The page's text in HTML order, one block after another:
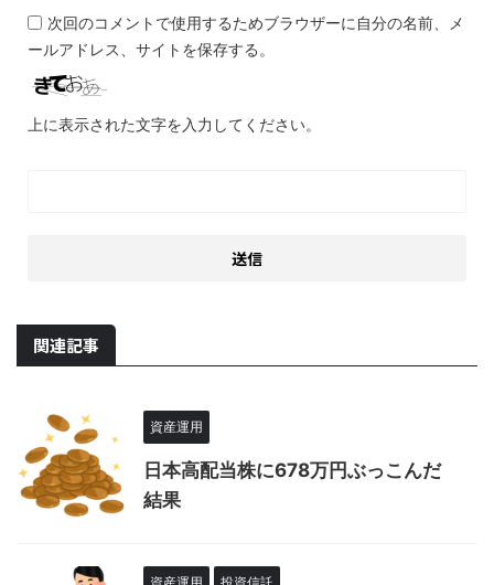
次回のコメントで使用するためブラウザーに自分の名前、メ
ールアドレス、サイトを保存する。
上に表示された文字を入力してください。
関連記事
資産運用
日本高配当株に678万円ぶっこんだ
結果